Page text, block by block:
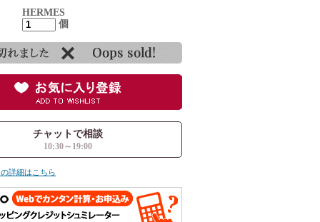
HERMES
個
チャットで相談
10:30～19:00
詳細はこちら